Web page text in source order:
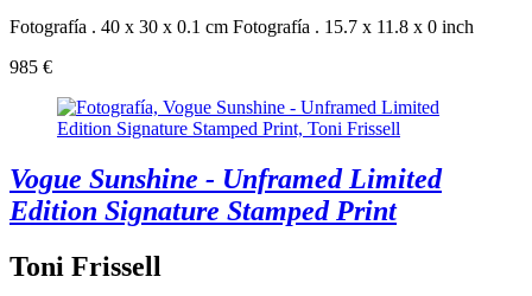
Fotografía . 40 x 30 x 0.1 cm Fotografía . 15.7 x 11.8 x 0 inch
985 €
Vogue Sunshine - Unframed Limited
Edition Signature Stamped Print
Toni Frissell